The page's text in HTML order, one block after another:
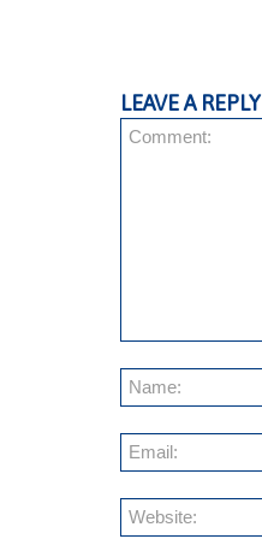
LEAVE A REPLY